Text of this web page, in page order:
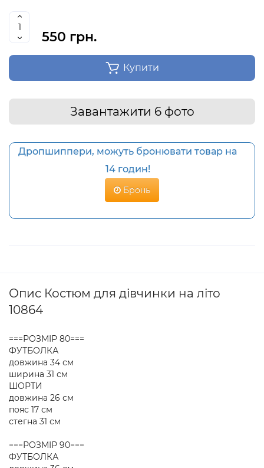
550 грн.
Купити
Завантажити 6 фото
Дропшиппери, можуть бронювати товар на
14 годин!
Бронь
Опис Костюм для дівчинки на літо
10864
===РОЗМІР 80===
ФУТБОЛКА
довжина 34 см
ширина 31 см
ШОРТИ
довжина 26 см
пояс 17 см
стегна 31 см
===РОЗМІР 90===
ФУТБОЛКА